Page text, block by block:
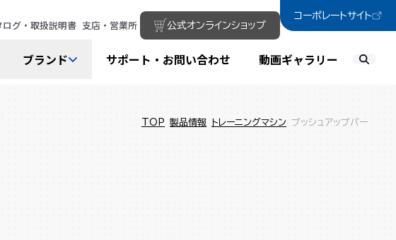
ログ・取扱説明書 支店・営業所 公式オンラインショップ
コーポレートサイト
ブランド サポート・お問い合わせ 動画ギャラリー
TOP 製品情報 トレーニングマシン プッシュアップバー